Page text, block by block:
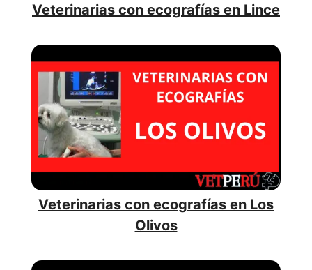
Veterinarias con ecografías en Lince
Veterinarias con ecografías en Los
Olivos